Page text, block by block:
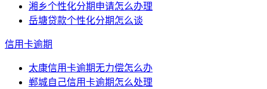
湘乡个性化分期申请怎么办理
岳塘贷款个性化分期怎么谈
信用卡逾期
太康信用卡逾期无力偿怎么办
郸城自己信用卡逾期怎么处理